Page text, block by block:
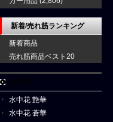
新着/売れ筋ランキング
新着商品
売れ筋商品ベスト20
水中花 艶華
水中花 蒼華